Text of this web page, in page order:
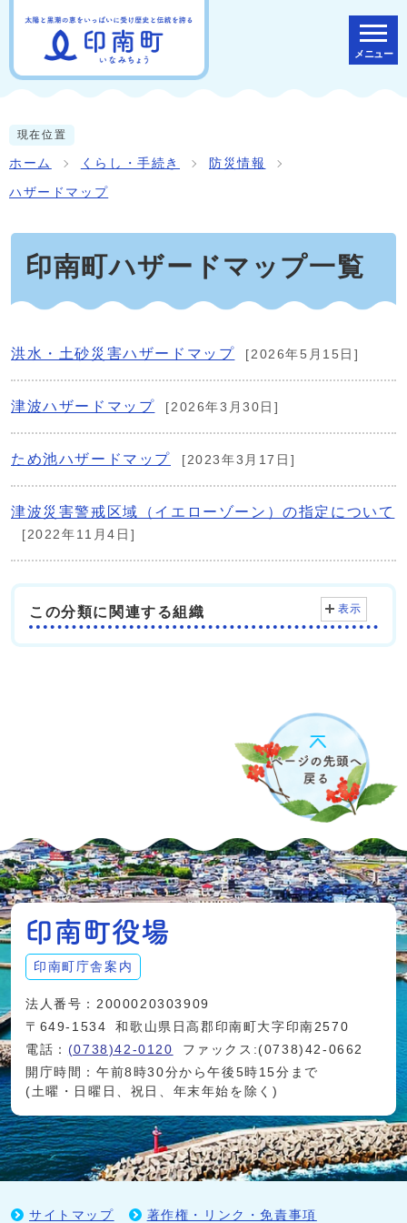
メニュー
現在位置
ホーム くらし・手続き 防災情報
ハザードマップ
印南町ハザードマップ一覧
洪水・土砂災害ハザードマップ [2026年5月15日]
津波ハザードマップ [2026年3月30日]
ため池ハザードマップ [2023年3月17日]
津波災害警戒区域（イエローゾーン）の指定について
[2022年11月4日]
この分類に関連する組織 表示
印南町庁舎案内
法人番号：2000020303909
〒649-1534
和歌山県日高郡印南町大字印南2570
電話： (0738)42-0120
ファックス:(0738)42-0662
開庁時間：午前8時30分から午後5時15分まで
(土曜・日曜日、祝日、年末年始を除く)
サイトマップ 著作権・リンク・免責事項